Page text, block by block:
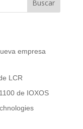
Buscar
empresa
LCR
de IOXOS